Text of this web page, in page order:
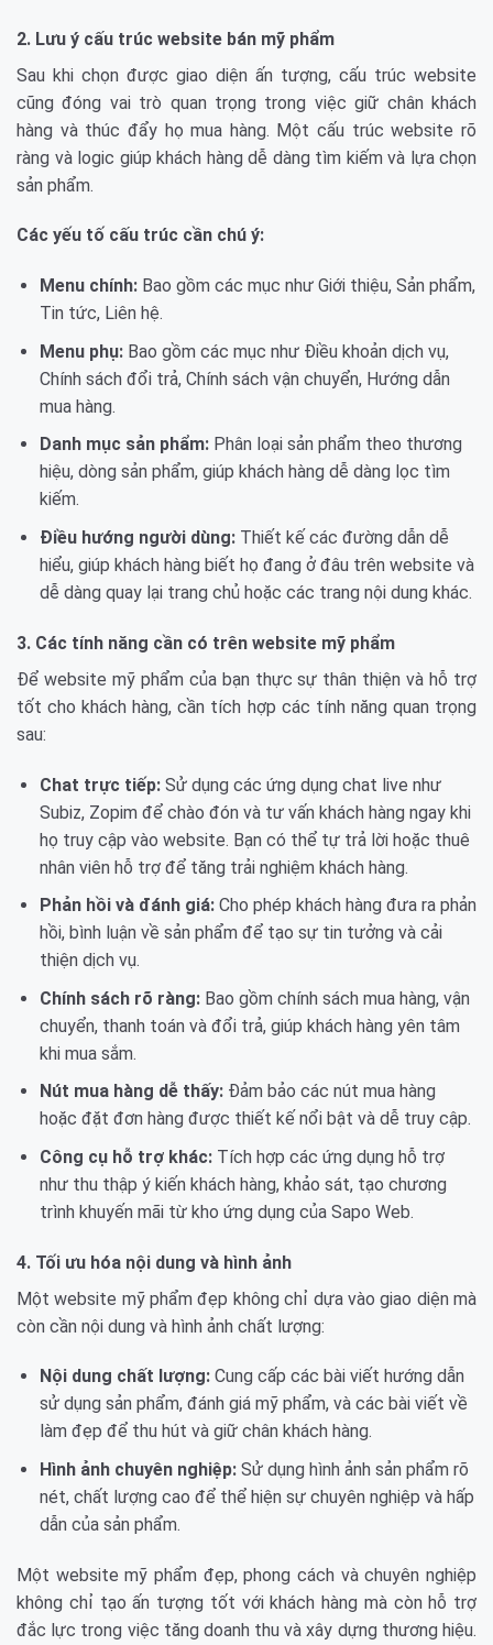
2. Lưu ý cấu trúc website bán mỹ phẩm
Sau khi chọn được giao diện ấn tượng, cấu trúc website
cũng đóng vai trò quan trọng trong việc giữ chân khách
hàng và thúc đẩy họ mua hàng. Một cấu trúc website rõ
ràng và logic giúp khách hàng dễ dàng tìm kiếm và lựa chọn
sản phẩm.
Các yếu tố cấu trúc cần chú ý:
Menu chính:Bao gồm các mục như Giới thiệu, Sản phẩm,
Tin tức, Liên hệ.
Menu phụ:Bao gồm các mục như Điều khoản dịch vụ,
Chính sách đổi trả, Chính sách vận chuyển, Hướng dẫn
mua hàng.
Danh mục sản phẩm:Phân loại sản phẩm theo thương
hiệu, dòng sản phẩm, giúp khách hàng dễ dàng lọc tìm
kiếm.
Điều hướng người dùng:Thiết kế các đường dẫn dễ
hiểu, giúp khách hàng biết họ đang ở đâu trên website và
dễ dàng quay lại trang chủ hoặc các trang nội dung khác.
3. Các tính năng cần có trên website mỹ phẩm
Để website mỹ phẩm của bạn thực sự thân thiện và hỗ trợ
tốt cho khách hàng, cần tích hợp các tính năng quan trọng
sau:
Chat trực tiếp:Sử dụng các ứng dụng chat live như
Subiz, Zopim để chào đón và tư vấn khách hàng ngay khi
họ truy cập vào website. Bạn có thể tự trả lời hoặc thuê
nhân viên hỗ trợ để tăng trải nghiệm khách hàng.
Phản hồi và đánh giá:Cho phép khách hàng đưa ra phản
hồi, bình luận về sản phẩm để tạo sự tin tưởng và cải
thiện dịch vụ.
Chính sách rõ ràng:Bao gồm chính sách mua hàng, vận
chuyển, thanh toán và đổi trả, giúp khách hàng yên tâm
khi mua sắm.
Nút mua hàng dễ thấy:Đảm bảo các nút mua hàng
hoặc đặt đơn hàng được thiết kế nổi bật và dễ truy cập.
Công cụ hỗ trợ khác:Tích hợp các ứng dụng hỗ trợ
như thu thập ý kiến khách hàng, khảo sát, tạo chương
trình khuyến mãi từ kho ứng dụng của Sapo Web.
4. Tối ưu hóa nội dung và hình ảnh
Một website mỹ phẩm đẹp không chỉ dựa vào giao diện mà
còn cần nội dung và hình ảnh chất lượng:
Nội dung chất lượng:Cung cấp các bài viết hướng dẫn
sử dụng sản phẩm, đánh giá mỹ phẩm, và các bài viết về
làm đẹp để thu hút và giữ chân khách hàng.
Hình ảnh chuyên nghiệp:Sử dụng hình ảnh sản phẩm rõ
nét, chất lượng cao để thể hiện sự chuyên nghiệp và hấp
dẫn của sản phẩm.
Một website mỹ phẩm đẹp, phong cách và chuyên nghiệp
không chỉ tạo ấn tượng tốt với khách hàng mà còn hỗ trợ
đắc lực trong việc tăng doanh thu và xây dựng thương hiệu.